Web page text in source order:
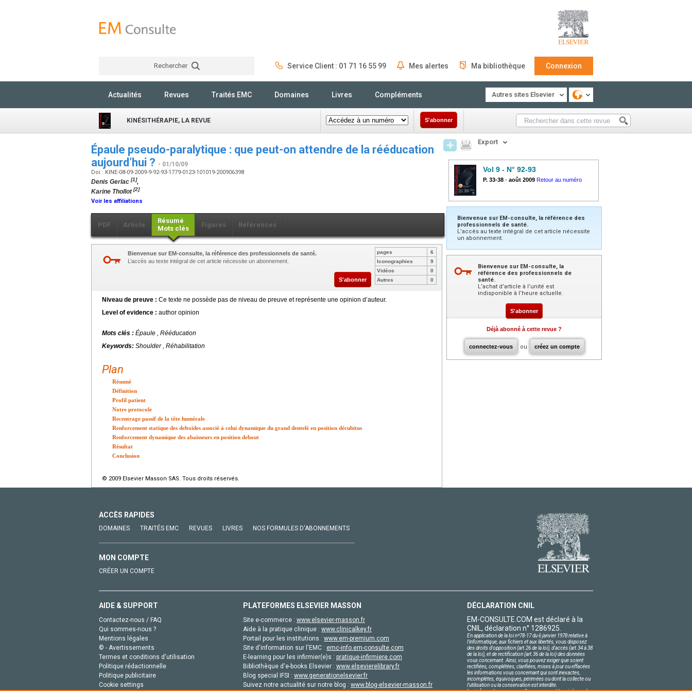
Rechercher Service Client : 01 71 16 55 99 Mes alertes Ma bibliothèque Connexion
Actualités Revues Traités EMC Domaines Livres Compléments Autres sites Elsevier
KINÉSITHÉRAPIE, LA REVUE S'abonner
Épaule pseudo-paralytique : que peut-on attendre de la rééducation
aujourd’hui ? - 01/10/09
Doi : KINE-08-09-2009-9-92-93-1779-0123-101019-200906398
Denis Gerlac [1],
Karine Thollot[2]
Voir les affiliations
PDF Article
Résumé
Mots clés
Figures Références
Bienvenue sur EM-consulte, la référence des professionnels de santé.
L’accès au texte intégral de cet article nécessite un abonnement.
S'abonner
pages
6
Iconographies
9
Vidéos
0
Autres
0
Niveau de preuve : Ce texte ne possède pas de niveau de preuve et représente une opinion d’auteur.
Level of evidence : author opinion
Mots clés : Épaule , Rééducation
Keywords: Shoulder , Réhabilitation
Plan
Résumé
Définition
Profil patient
Notre protocole
Recentrage passif de la tête humérale
Renforcement statique des deltoïdes associé à celui dynamique du grand dentelé en position décubitus
Renforcement dynamique des abaisseurs en position debout
Résultat
Conclusion
© 2009 Elsevier Masson SAS. Tous droits réservés.
Export
Vol 9 - N° 92-93
P. 33-38 - août 2009 Retour au numéro
Bienvenue sur EM-consulte, la référence des
professionnels de santé.
L’accès au texte intégral de cet article nécessite
un abonnement.
Bienvenue sur EM-consulte, la
référence des professionnels de
santé.
L’achat d’article à l’unité est
indisponible à l’heure actuelle.
S'abonner
Déjà abonné à cette revue ?
connectez-vous ou créez un compte
ACCÈS RAPIDES
DOMAINES TRAITÉS EMC REVUES LIVRES NOS FORMULES D'ABONNEMENTS
MON COMPTE
CRÉER UN COMPTE
AIDE & SUPPORT
Contactez-nous / FAQ
Qui sommes-nous ?
Mentions légales
© - Avertissements
Termes et conditions d'utilisation
Politique rédactionnelle
Politique publicitaire
Cookie settings
PLATEFORMES ELSEVIER MASSON
Site e-commerce : www.elsevier-masson.fr
Aide à la pratique clinique : www.clinicalkey.fr
Portail pour les institutions : www.em-premium.com
Site d'information sur l'EMC : emc-info.em-consulte.com
E-learning pour les infirmier(e)s : pratique-infirmiere.com
Bibliothèque d'e-books Elsevier : www.elsevierelibrary.fr
Blog special IFSI : www.generationelsevier.fr
Suivez notre actualité sur notre blog : www.blog-elsevier-masson.fr
DÉCLARATION CNIL
EM-CONSULTE.COM est déclaré à la
CNIL, déclaration n° 1286925.
En application de la loi nº78-17 du 6 janvier 1978 relative à
l'informatique, aux fichiers et aux libertés, vous disposez
des droits d'opposition (art.26 de la loi), d'accès (art.34 à 38
de la loi), et de rectification (art.36 de la loi) des données
vous concernant. Ainsi, vous pouvez exiger que soient
rectifiées, complétées, clarifiées, mises à jour ou effacées
les informations vous concernant qui sont inexactes,
incomplètes, équivoques, périmées ou dont la collecte ou
l'utilisation ou la conservation est interdite.